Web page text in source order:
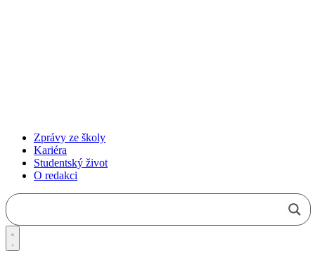
Zprávy ze školy
Kariéra
Studentský život
O redakci